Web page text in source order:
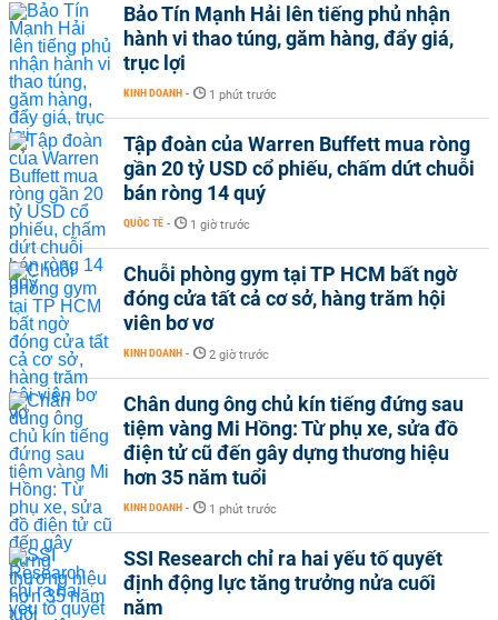
Bảo Tín Mạnh Hải lên tiếng phủ nhận
hành vi thao túng, găm hàng, đẩy giá,
trục lợi
KINH DOANH - 1 phút trước
Tập đoàn của Warren Buffett mua ròng
gần 20 tỷ USD cổ phiếu, chấm dứt chuỗi
bán ròng 14 quý
QUỐC TẾ - 1 giờ trước
Chuỗi phòng gym tại TP HCM bất ngờ
đóng cửa tất cả cơ sở, hàng trăm hội
viên bơ vơ
KINH DOANH - 2 giờ trước
Chân dung ông chủ kín tiếng đứng sau
tiệm vàng Mi Hồng: Từ phụ xe, sửa đồ
điện tử cũ đến gây dựng thương hiệu
hơn 35 năm tuổi
KINH DOANH - 1 phút trước
SSI Research chỉ ra hai yếu tố quyết
định động lực tăng trưởng nửa cuối
năm